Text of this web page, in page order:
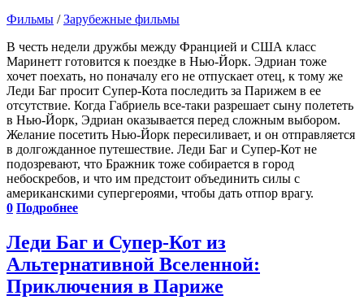
Фильмы /Зарубежные фильмы
В честь недели дружбы между Францией и США класс
Маринетт готовится к поездке в Нью-Йорк. Эдриан тоже
хочет поехать, но поначалу его не отпускает отец, к тому же
Леди Баг просит Супер-Кота последить за Парижем в ее
отсутствие. Когда Габриель все-таки разрешает сыну полететь
в Нью-Йорк, Эдриан оказывается перед сложным выбором.
Желание посетить Нью-Йорк пересиливает, и он отправляется
в долгожданное путешествие. Леди Баг и Супер-Кот не
подозревают, что Бражник тоже собирается в город
небоскребов, и что им предстоит объединить силы с
американскими супергероями, чтобы дать отпор врагу.
0 Подробнее
Леди Баг и Супер-Кот из
Альтернативной Вселенной:
Приключения в Париже